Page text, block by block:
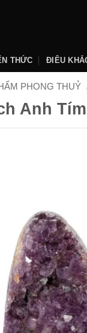
THỨC ĐIÊU
PHONG THUỶ
Anh